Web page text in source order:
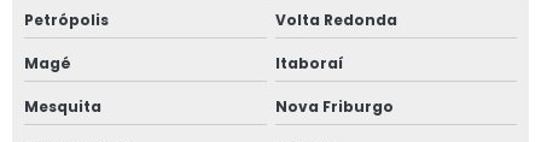
Nitreto de boro
Nitreto de boro em pó
Nitreto de boro hexagonal
Petrópolis Volta Redonda
Magé Itaboraí
Mesquita Nova Friburgo